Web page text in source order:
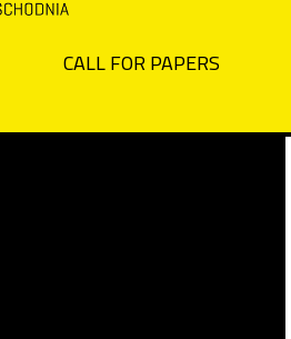
CALL FOR PAPERS